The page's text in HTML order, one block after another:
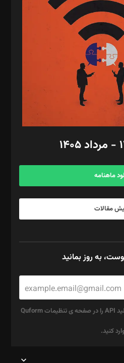
یسنا امان‌پور، سروش کرمیان،
زهرا فکرانه، فائزه فتحی
مانی لطفی زاده
ثابت
ماهنامه
مقالات
به روز بمانید
برای استفاده از ریکپچا بایستی کلید API را در صفحه ی تنظیمات Quform
کنید.